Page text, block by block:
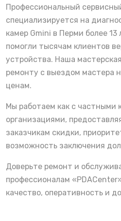
Профессиональный
специализируется на
камер Gmini в Перми более
помогли тысячам клиентов
устройства. Наша
ремонту с выездом мастера
ценам.
Мы работаем как с частными
организациями,
заказчикам скидки,
возможность заключения
Доверьте ремонт и
профессионалам
качество, оперативность и